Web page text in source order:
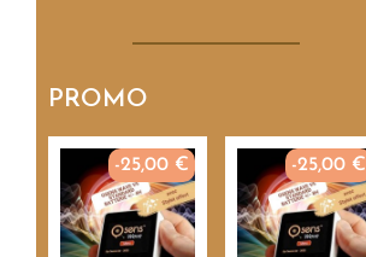
PROMO
-25,00 € -25,00 €